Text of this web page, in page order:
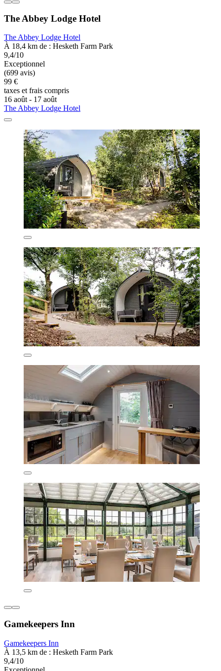
The Abbey Lodge Hotel
The Abbey Lodge Hotel
À 18,4 km de : Hesketh Farm Park
9,4/10
Exceptionnel
(699 avis)
99 €
taxes et frais compris
16 août - 17 août
The Abbey Lodge Hotel
Gamekeepers Inn
Gamekeepers Inn
À 13,5 km de : Hesketh Farm Park
9,4/10